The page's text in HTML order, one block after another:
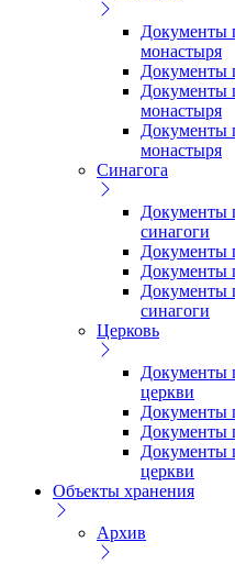
Документы
монастыря
Документы
Документы
монастыря
Документы
монастыря
Синагога
Документы
синагоги
Документы
Документы
Документы
синагоги
Церковь
Документы
церкви
Документы
Документы
Документы
церкви
Объекты хранения
Архив